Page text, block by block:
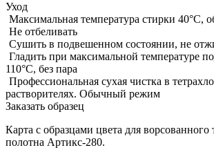
Уход
Максимальная температура стирки 40°C,
Не отбеливать
Сушить в подвешенном состоянии, не
Гладить при максимальной температуре
110°C, без пара
Профессиональная сухая чистка в
растворителях. Обычный режим
Заказать образец
Карта с образцами цвета для ворсованного
полотна Артикс-280.